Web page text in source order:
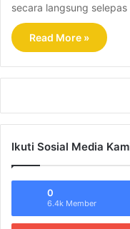
secara langsung
Read More »
Ikuti Sosial Media
0
6.4k Member